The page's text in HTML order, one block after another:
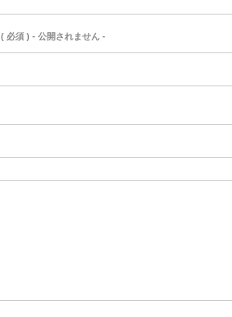
( 必須 ) - 公開されません -